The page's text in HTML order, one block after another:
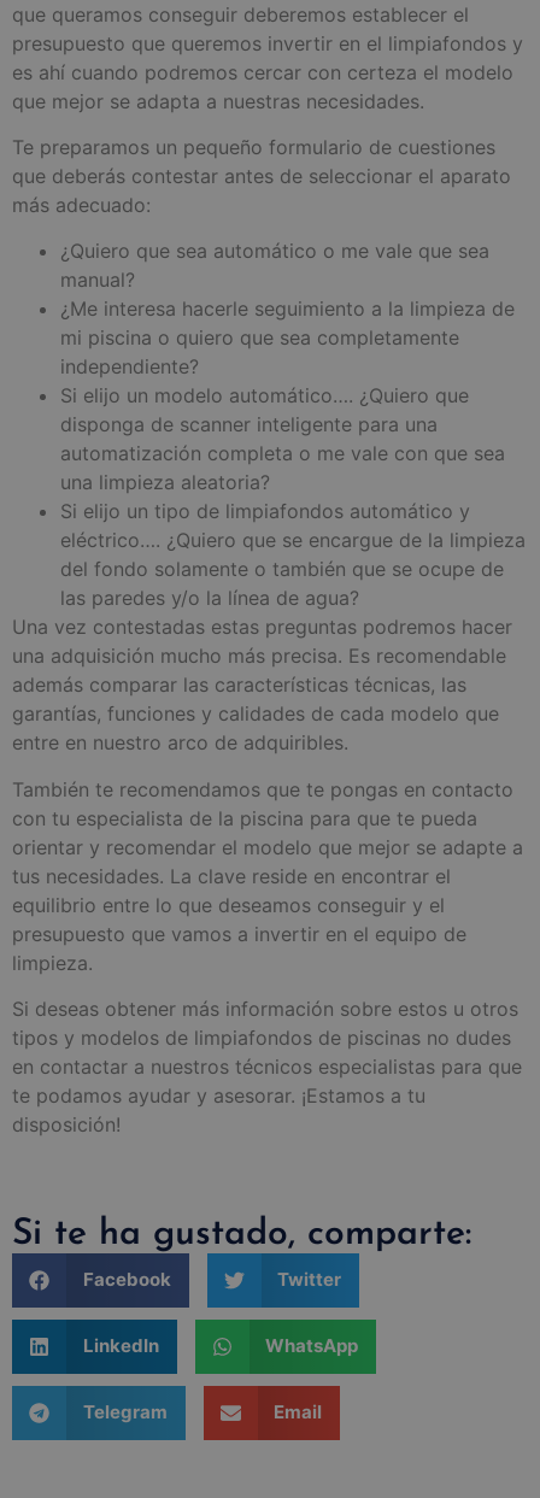
que queramos conseguir deberemos establecer el
presupuesto que queremos invertir en el limpiafondos y
es ahí cuando podremos cercar con certeza el modelo
que mejor se adapta a nuestras necesidades.
Te preparamos un pequeño formulario de cuestiones
que deberás contestar antes de seleccionar el aparato
más adecuado:
¿Quiero que sea automático o me vale que sea
manual?
¿Me interesa hacerle seguimiento a la limpieza de
mi piscina o quiero que sea completamente
independiente?
Si elijo un modelo automático…. ¿Quiero que
disponga de scanner inteligente para una
automatización completa o me vale con que sea
una limpieza aleatoria?
Si elijo un tipo de limpiafondos automático y
eléctrico…. ¿Quiero que se encargue de la limpieza
del fondo solamente o también que se ocupe de
las paredes y/o la línea de agua?
Una vez contestadas estas preguntas podremos hacer
una adquisición mucho más precisa. Es recomendable
además comparar las características técnicas, las
garantías, funciones y calidades de cada modelo que
entre en nuestro arco de adquiribles.
También te recomendamos que te pongas en contacto
con tu especialista de la piscina para que te pueda
orientar y recomendar el modelo que mejor se adapte a
tus necesidades. La clave reside en encontrar el
equilibrio entre lo que deseamos conseguir y el
presupuesto que vamos a invertir en el equipo de
limpieza.
Si deseas obtener más información sobre estos u otros
tipos y modelos de limpiafondos de piscinas no dudes
en contactar a nuestros técnicos especialistas para que
te podamos ayudar y asesorar. ¡Estamos a tu
disposición!
Si te ha gustado, comparte:
Facebook Twitter
LinkedIn WhatsApp
Telegram Email